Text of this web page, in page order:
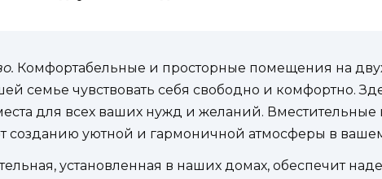
Комфортабельные и просторные помещения на
семье чувствовать себя свободно и комфортно.
для всех ваших нужд и желаний. Вместительные
созданию уютной и гармоничной атмосферы в
установленная в наших домах, обеспечит